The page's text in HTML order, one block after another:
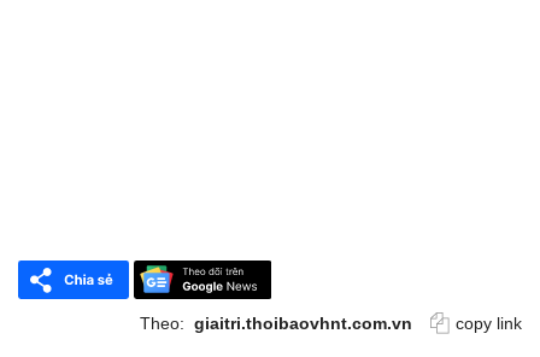
Theo: giaitri.thoibaovhnt.com.vn copy link